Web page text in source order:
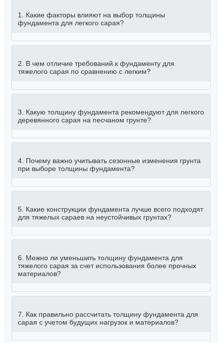
1. Какие факторы влияют на выбор толщины
фундамента для легкого сарая?
2. В чем отличие требований к фундаменту для
тяжелого сарая по сравнению с легким?
3. Какую толщину фундамента рекомендуют для легкого
деревянного сарая на песчаном грунте?
4. Почему важно учитывать сезонные изменения грунта
при выборе толщины фундамента?
5. Какие конструкции фундамента лучше всего подходят
для тяжелых сараев на неустойчивых грунтах?
6. Можно ли уменьшить толщину фундамента для
тяжелого сарая за счет использования более прочных
материалов?
7. Как правильно рассчитать толщину фундамента для
сарая с учетом будущих нагрузок и материалов?